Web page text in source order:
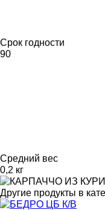
Срок годности
90
Средний вес
0,2 кг
Другие продукты в